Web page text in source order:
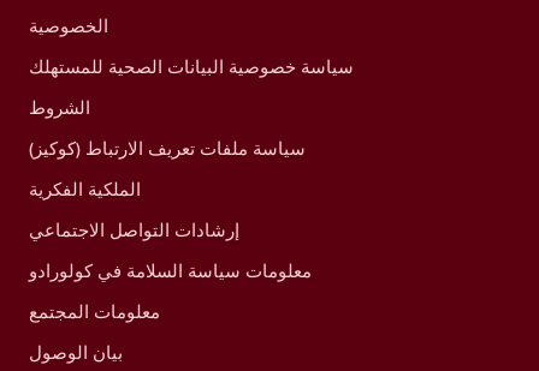
الخصوصية
سياسة خصوصية البيانات الصحية للمستهلك
الشروط
سياسة ملفات تعريف الارتباط (كوكيز)
الملكية الفكرية
إرشادات التواصل الاجتماعي
معلومات سياسة السلامة في كولورادو
معلومات المجتمع
بيان الوصول